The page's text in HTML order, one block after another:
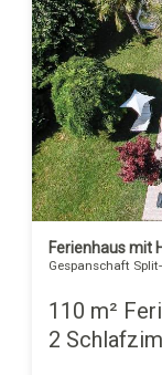
Ferienhaus mit
Gespanschaft
110 m²
2